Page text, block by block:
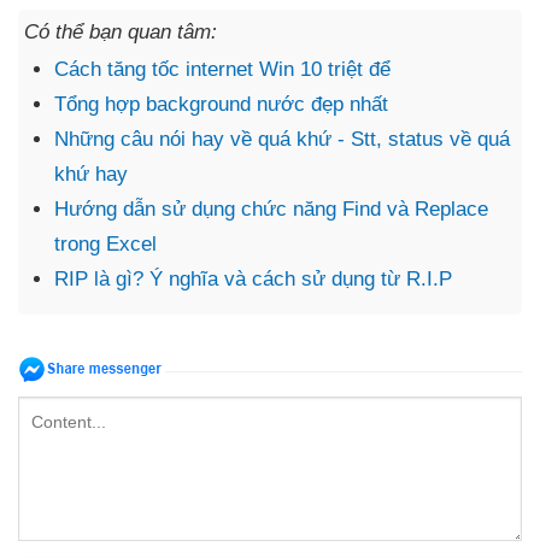
Có thể bạn quan tâm:
Cách tăng tốc internet Win 10 triệt để
Tổng hợp background nước đẹp nhất
Những câu nói hay về quá khứ - Stt, status về quá
khứ hay
Hướng dẫn sử dụng chức năng Find và Replace
trong Excel
RIP là gì? Ý nghĩa và cách sử dụng từ R.I.P